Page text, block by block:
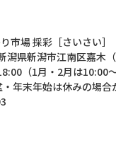
市場 採彩［さいさい］
潟県新潟市江南区嘉木
（1月・2月は10:00
年末年始は休みの場合